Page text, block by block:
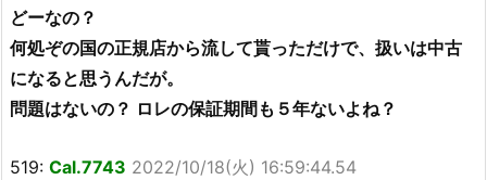
どーなの？
何処ぞの国の正規店から流して貰っただけで、扱いは中古
になると思うんだが。
問題はないの？ ロレの保証期間も５年ないよね？
519: Cal.7743 2022/10/18(火) 16:59:44.54